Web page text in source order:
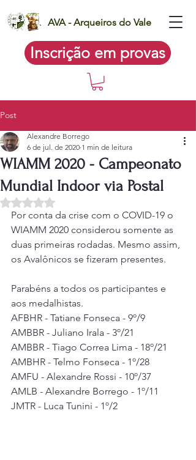
AVA - Arqueiros do Vale
Inscrição em provas
Post
WIAMM 2020 - Campeonato
Mundial Indoor via Postal
Alexandre Borrego
6 de jul. de 2020 1 min de leitura
Avaliado com NaN de 5 estrelas.
Por conta da crise com o COVID-19 o
WIAMM 2020 considerou somente as
duas primeiras rodadas. Mesmo assim,
os Avalônicos se fizeram presentes.
Parabéns a todos os participantes e
aos medalhistas.
AFBHR - Tatiane Fonseca - 9º/9
AMBBR - Juliano Irala - 3º/21
AMBBR - Tiago Correa Lima - 18º/21
AMBHR - Telmo Fonseca - 1º/28
AMFU - Alexandre Rossi - 10º/37
AMLB - Alexandre Borrego - 1º/11
JMTR - Luca Tunini - 1º/2